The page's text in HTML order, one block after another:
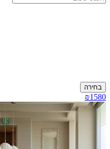
בחירה
₪1580